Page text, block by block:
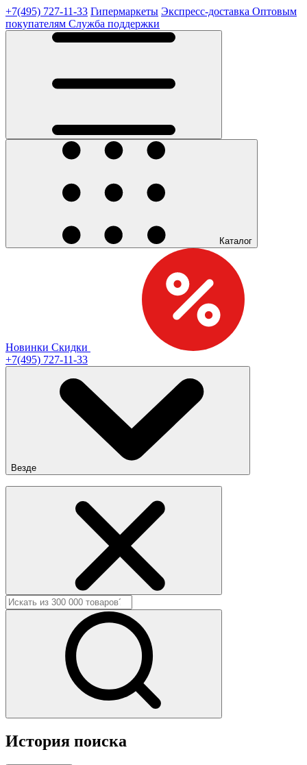
+7(495) 727-11-33 Гипермаркеты Экспресс-доставка Оптовым
покупателям Служба поддержки
Каталог
Новинки Скидки
+7(495) 727-11-33
Везде
История поиска